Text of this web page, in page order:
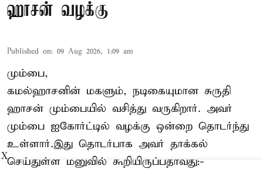
ஹாசன் வழக்கு
Published on: 09 Aug 2026, 1:09 am
மும்பை,
கமல்ஹாசனின் மகளும், நடிகையுமான சுருதி
ஹாசன் மும்பையில் வசித்து வருகிறார். அவர்
மும்பை ஐகோர்ட்டில் வழக்கு ஒன்றை தொடர்ந்து
உள்ளார்.இது தொடர்பாக அவர் தாக்கல்
செய்துள்ள மனுவில் கூறியிருப்பதாவது:-
X